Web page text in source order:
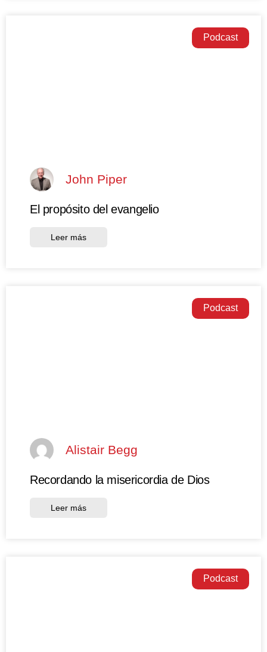
Podcast
John Piper
El propósito del evangelio
Leer más
Podcast
Alistair Begg
Recordando la misericordia de Dios
Leer más
Podcast